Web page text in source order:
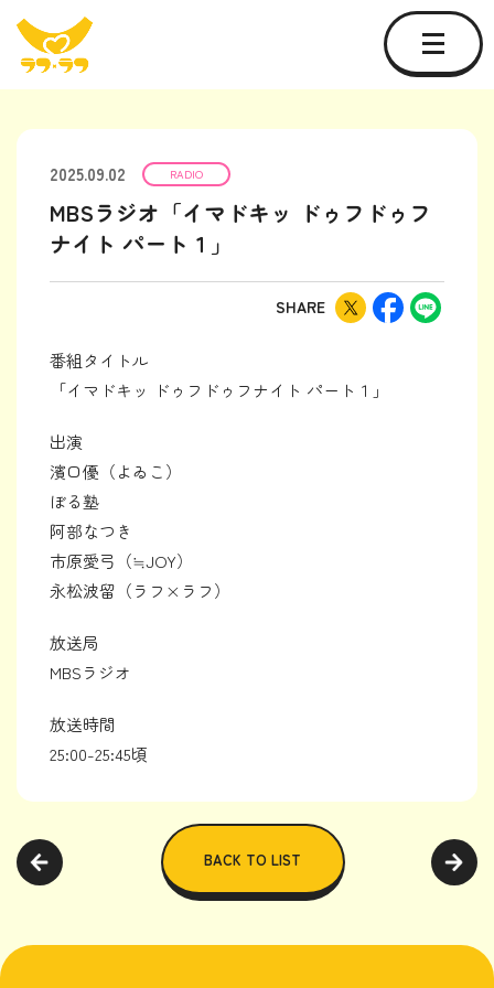
2025.09.02 RADIO
MBSラジオ「イマドキッ ドゥフドゥフ
ナイト パート１」
SHARE
番組タイトル
「イマドキッ ドゥフドゥフナイト パート１」
出演
濱口優（よゐこ）
ぼる塾
阿部なつき
市原愛弓（≒JOY）
永松波留（ラフ×ラフ）
放送局
MBSラジオ
放送時間
25:00-25:45頃
BACK TO LIST